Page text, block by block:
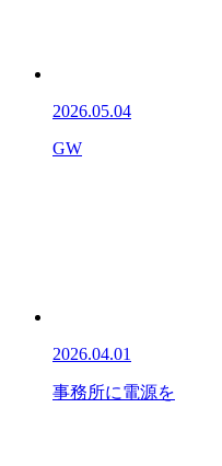
2026.05.04
GW
2026.04.01
事務所に電源を